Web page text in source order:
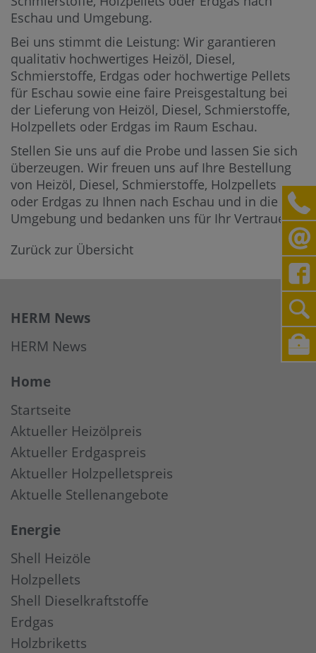
Eschau und Umgebung.
Bei uns stimmt die Leistung: Wir garantieren
qualitativ hochwertiges Heizöl, Diesel,
Schmierstoffe, Erdgas oder hochwertige Pellets
für Eschau sowie eine faire Preisgestaltung bei
der Lieferung von Heizöl, Diesel, Schmierstoffe,
Holzpellets oder Erdgas im Raum Eschau.
Stellen Sie uns auf die Probe und lassen Sie sich
überzeugen. Wir freuen uns auf Ihre Bestellung
von Heizöl, Diesel, Schmierstoffe, Holzpellets
oder Erdgas zu Ihnen nach Eschau und in die
Umgebung und bedanken uns für Ihr Vertrauen.
Zurück zur Übersicht
HERM News
HERM News
Home
Startseite
Aktueller Heizölpreis
Aktueller Erdgaspreis
Aktueller Holzpelletspreis
Aktuelle Stellenangebote
Energie
Shell Heizöle
Holzpellets
Shell Dieselkraftstoffe
Erdgas
Holzbriketts